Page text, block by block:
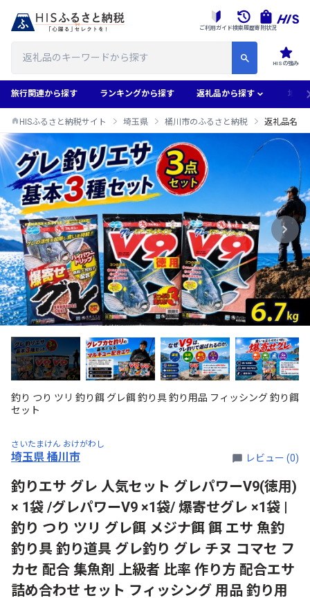
HISの強み
ご利用ガイド検索履歴寄附状況
旅行関連から探す ランキングから探す 返礼品から探す 地域
HISふるさと納税サイト 埼玉県 桶川市のふるさと納税 返礼品名
釣り つり ツリ 釣り餌 グレ餌 釣り具 釣り用品 フィッシング 釣り餌
セット
さいたまけん おけがわし
埼玉県 桶川市 レビュー (0)
釣りエサ グレ 人気セット グレパワーV9(徳用)
× 1袋 /グレパワーV9 ×1袋/ 爆寄せグレ ×1袋 |
釣り つり ツリ グレ餌 メジナ餌 餌 エサ 魚釣
釣り具 釣り道具 グレ釣り グレ チヌ コマセ フ
カセ 配合 集魚剤 上級者 比率 作り方 配合エサ
詰め合わせ セット フィッシング 用品 釣り用